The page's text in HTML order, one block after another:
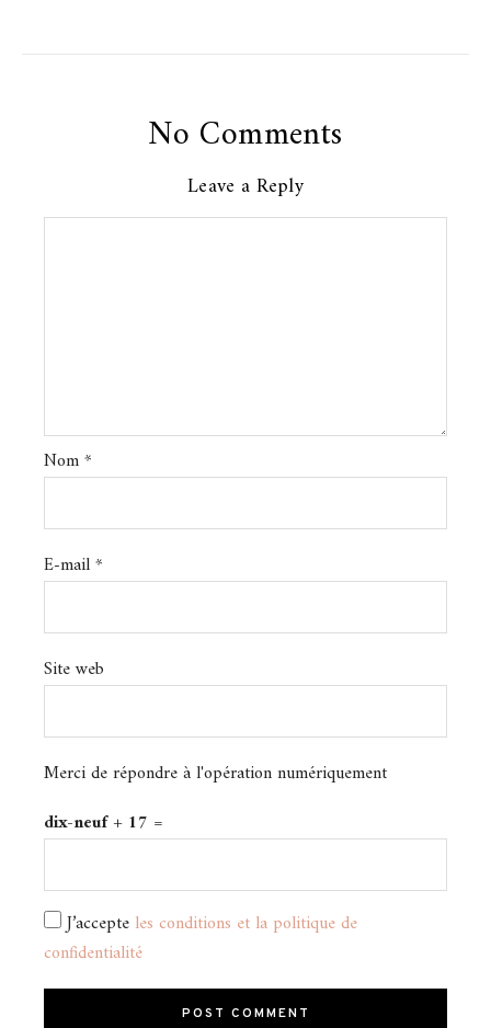
No Comments
Leave a Reply
Nom*
E-mail*
Site web
Merci de répondre à l'opération numériquement
dix-neuf + 17 =
J’accepte les conditions et la politique de
confidentialité